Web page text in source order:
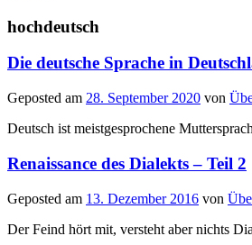
hochdeutsch
Die deutsche Sprache in
Geposted am 28. September 2020 von
Deutsch ist meistgesprochene
Renaissance des Dialekts – Teil 2
Geposted am 13. Dezember 2016 von
Der Feind hört mit, versteht aber nichts